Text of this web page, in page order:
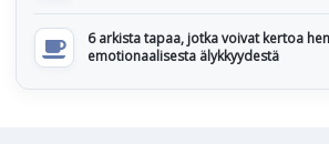
6 arkista tapaa, jotka voivat kertoa
emotionaalisesta älykkyydestä